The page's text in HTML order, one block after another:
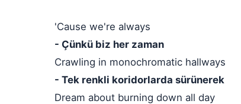
'Cause we're always
- Çünkü biz her zaman
Crawling in monochromatic hallways
- Tek renkli koridorlarda sürünerek
Dream about burning down all day